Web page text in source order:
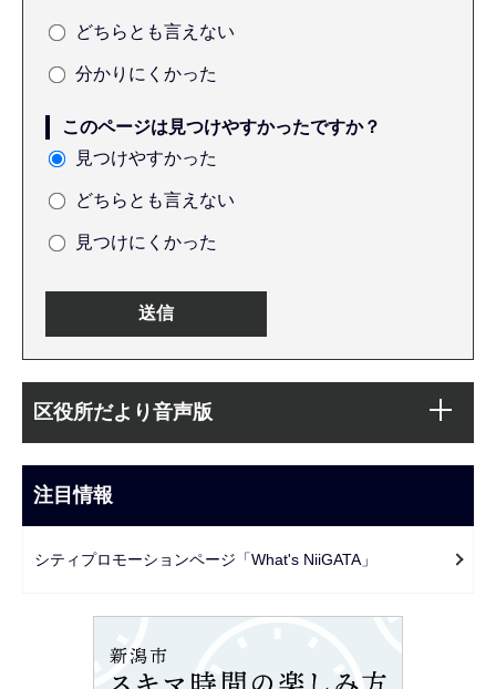
どちらとも言えない
分かりにくかった
このページは見つけやすかったですか？
見つけやすかった
どちらとも言えない
見つけにくかった
文
こ
ま
で
ビ
ー
区役所だより音声版
注目情報
シティプロモーションページ「What's NiiGATA」